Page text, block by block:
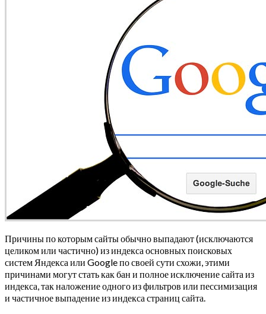
Причины по которым сайты обычно выпадают (исключаются
целиком или частично) из индекса основных поисковых
систем Яндекса или Google по своей сути схожи, этими
причинами могут стать как бан и полное исключение сайта из
индекса, так наложение одного из фильтров или пессимизация
и частичное выпадение из индекса страниц сайта.